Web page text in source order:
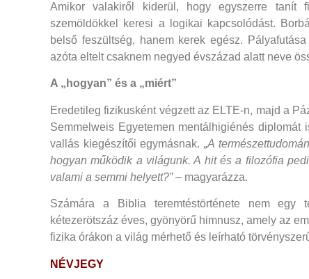
Amikor valakiről kiderül, hogy egyszerre tanít
szemöldökkel keresi a logikai kapcsolódást.
belső feszültség, hanem kerek egész.
azóta eltelt csaknem negyed évszázad alatt neve
A „hogyan” és a „miért”
Eredetileg fizikusként végzett az ELTE-n, majd a
Semmelweis Egyetemen mentálhigiénés
vallás kiegészítői egymásnak. „A
hogyan működik a világunk. A hit és a filozófia
valami a semmi helyett?”– magyarázza.
Számára a Biblia teremtéstörténete nem egy
kétezerötszáz éves, gyönyörű himnusz, amely az
fizika órákon a világ mérhető és leírható
NÉVJEGY